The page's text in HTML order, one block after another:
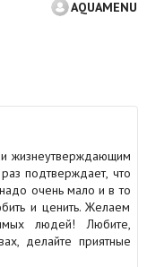
AQUAMENU
жизнеутверждающим
подтверждает, что
очень мало и в то
и ценить. Желаем
людей! Любите,
делайте приятные